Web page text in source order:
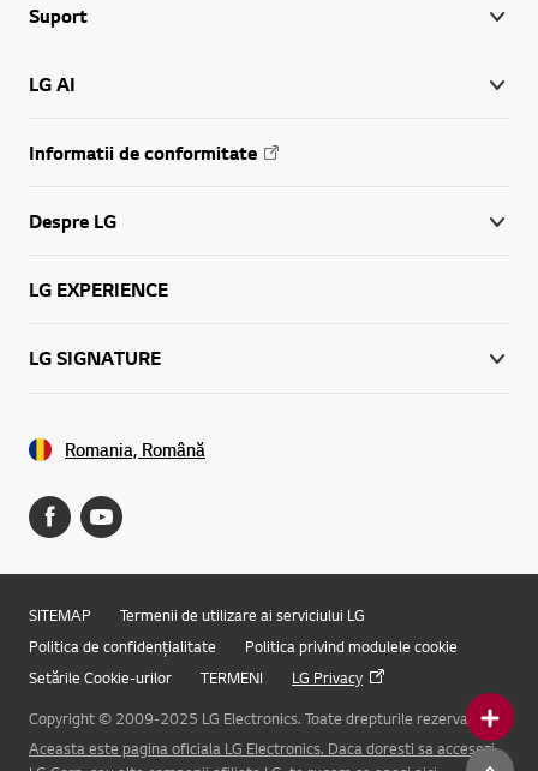
Online Chat
Suport
LG AI
Informatii de conformitate
Despre LG
LG EXPERIENCE
LG SIGNATURE
Romania, Română
SITEMAP
Termenii de utilizare ai serviciului LG
Politica de confidențialitate
Politica privind modulele cookie
Setările Cookie-urilor
TERMENI
LG Privacy
Copyright © 2009-2025 LG Electronics. Toate drepturile rezervate.
Aceasta este pagina oficiala LG Electronics. Daca doresti sa accesezi